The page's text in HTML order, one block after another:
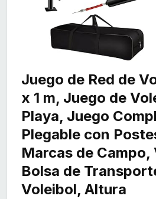
Juego de Red de
x 1 m, Juego de
Playa, Juego
Plegable con
Marcas de Campo,
Bolsa de
Voleibol, Altura